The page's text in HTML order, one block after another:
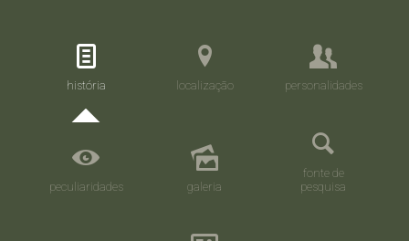
história localização personalidades
peculiaridades galeria
fonte de
pesquisa